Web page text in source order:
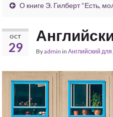
О книге Э. Гилберт “Есть,
OCT
29 Byadmin in Английский